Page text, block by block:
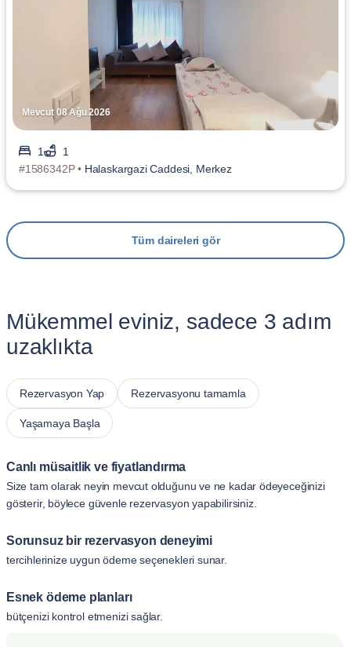
Mevcut 08 Ağu 2026
1
1
#1586342P • Halaskargazi Caddesi, Merkez
Tüm daireleri gör
Mükemmel eviniz, sadece 3 adım
uzaklıkta
Rezervasyon Yap Rezervasyonu tamamla
Yaşamaya Başla
Canlı müsaitlik ve fiyatlandırma
Size tam olarak neyin mevcut olduğunu ve ne kadar ödeyeceğinizi
gösterir, böylece güvenle rezervasyon yapabilirsiniz.
Sorunsuz bir rezervasyon deneyimi
tercihlerinize uygun ödeme seçenekleri sunar.
Esnek ödeme planları
bütçenizi kontrol etmenizi sağlar.